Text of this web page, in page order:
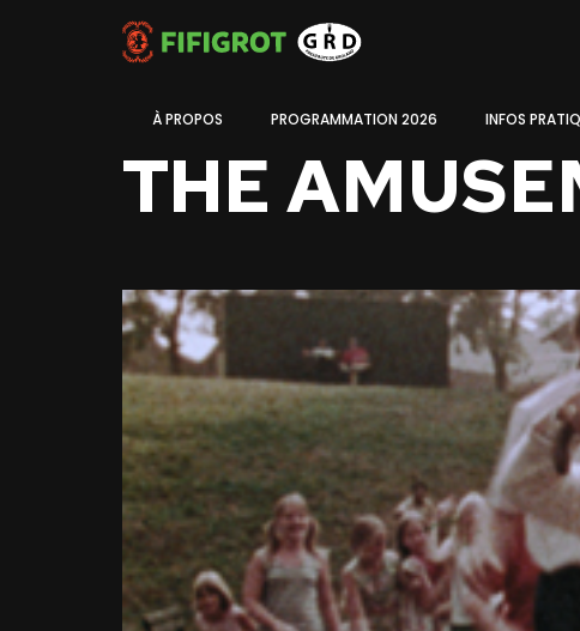
À PROPOS PROGRAMMATION 2026 INFOS
THE